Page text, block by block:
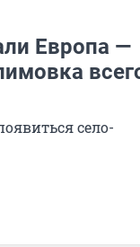
Европа —
село-